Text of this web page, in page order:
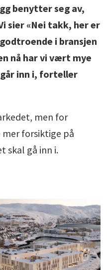
benytter seg av,
sier «Nei takk, her er
i bransjen
nå har vi vært mye
inn i, forteller
men for
forsiktige på
skal gå inn i.